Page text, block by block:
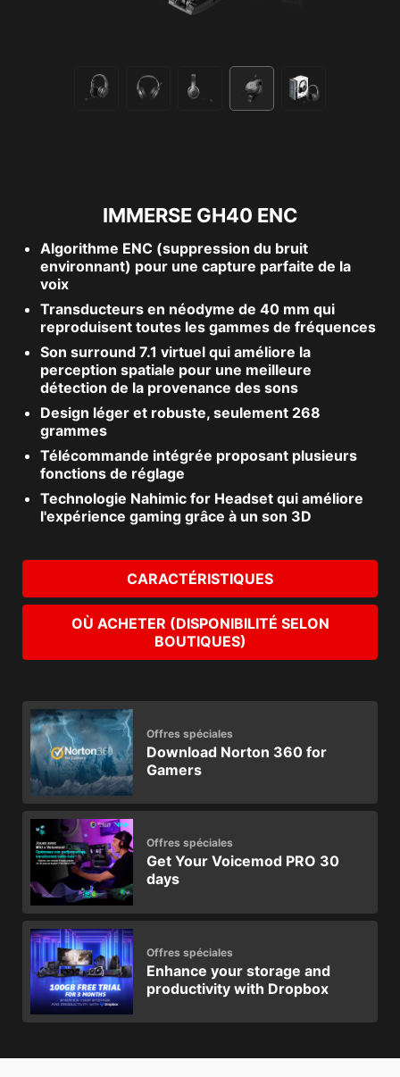
IMMERSE GH40 ENC
Algorithme ENC (suppression du bruit
environnant) pour une capture parfaite de la
voix
Transducteurs en néodyme de 40 mm qui
reproduisent toutes les gammes de fréquences
Son surround 7.1 virtuel qui améliore la
perception spatiale pour une meilleure
détection de la provenance des sons
Design léger et robuste, seulement 268
grammes
Télécommande intégrée proposant plusieurs
fonctions de réglage
Technologie Nahimic for Headset qui améliore
l'expérience gaming grâce à un son 3D
CARACTÉRISTIQUES
OÙ ACHETER (DISPONIBILITÉ SELON
BOUTIQUES)
Offres spéciales
Download Norton 360 for
Gamers
Offres spéciales
Get Your Voicemod PRO 30
days
Offres spéciales
Enhance your storage and
productivity with Dropbox